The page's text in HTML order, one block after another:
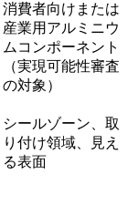
消費者向けまたは
産業用アルミニウ
ムコンポーネント
（実現可能性審査
の対象）
シールゾーン、取
り付け領域、見え
る表面